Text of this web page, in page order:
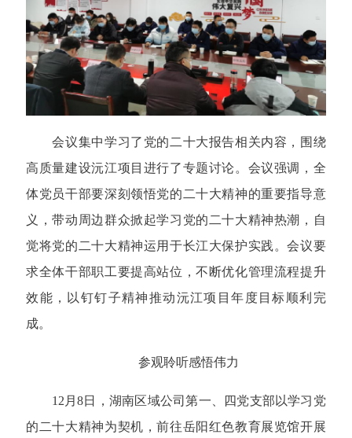
会议集中学习了党的二十大报告相关内容，围绕
高质量建设沅江项目进行了专题讨论。会议强调，全
体党员干部要深刻领悟党的二十大精神的重要指导意
义，带动周边群众掀起学习党的二十大精神热潮，自
觉将党的二十大精神运用于长江大保护实践。会议要
求全体干部职工要提高站位，不断优化管理流程提升
效能，以钉钉子精神推动沅江项目年度目标顺利完
成。
参观聆听感悟伟力
12月8日，湖南区域公司第一、四党支部以学习党
的二十大精神为契机，前往岳阳红色教育展览馆开展